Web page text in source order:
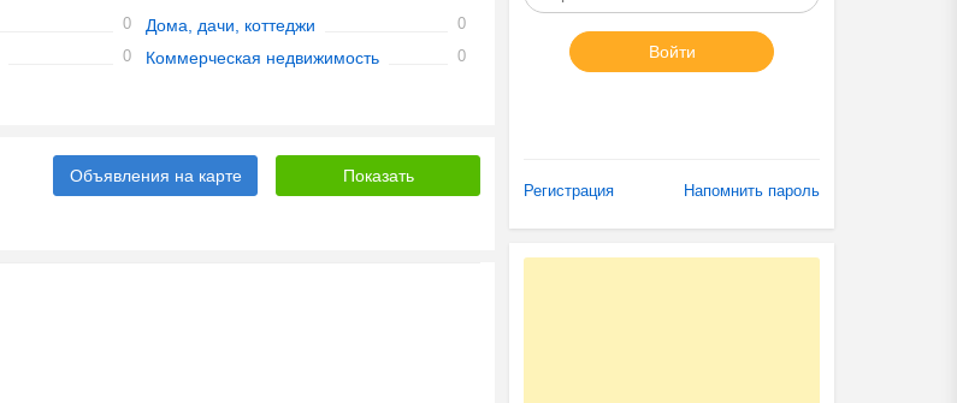
0 Дома, дачи, коттеджи 0
0 Коммерческая недвижимость 0
Объявления на карте
Войти
Регистрация Напомнить пароль